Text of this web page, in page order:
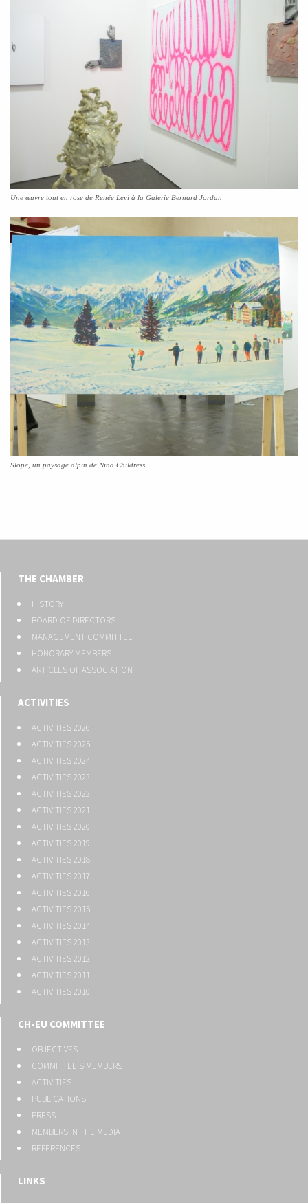
Une œuvre tout en rose de Renée Levi à la Galerie Bernard Jordan
Slope, un paysage alpin de Nina Childress
THE CHAMBER
HISTORY
BOARD OF DIRECTORS
MANAGEMENT COMMITTEE
HONORARY MEMBERS
ARTICLES OF ASSOCIATION
ACTIVITIES
ACTIVITIES 2026
ACTIVITIES 2025
ACTIVITIES 2024
ACTIVITIES 2023
ACTIVITIES 2022
ACTIVITIES 2021
ACTIVITIES 2020
ACTIVITIES 2019
ACTIVITIES 2018
ACTIVITIES 2017
ACTIVITIES 2016
ACTIVITIES 2015
ACTIVITIES 2014
ACTIVITIES 2013
ACTIVITIES 2012
ACTIVITIES 2011
ACTIVITIES 2010
CH-EU COMMITTEE
OBJECTIVES
COMMITTEE'S MEMBERS
ACTIVITIES
PUBLICATIONS
PRESS
MEMBERS IN THE MEDIA
REFERENCES
LINKS